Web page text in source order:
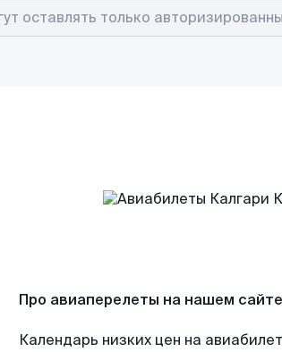
Про авиаперелеты на нашем сайте
Календарь низких цен на